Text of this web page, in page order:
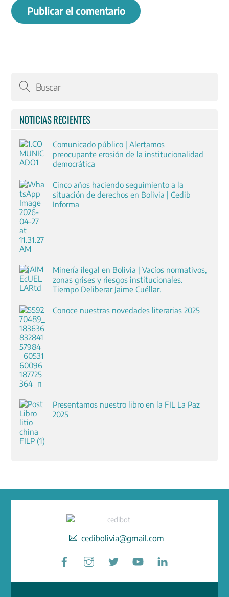
NOTICIAS RECIENTES
Comunicado público | Alertamos
preocupante erosión de la institucionalidad
democrática
Cinco años haciendo seguimiento a la
situación de derechos en Bolivia | Cedib
Informa
Minería ilegal en Bolivia | Vacíos normativos,
zonas grises y riesgos institucionales.
Tiempo Deliberar Jaime Cuéllar.
Conoce nuestras novedades literarias 2025
Presentamos nuestro libro en la FIL La Paz
2025
cedibolivia@gmail.com
Facebook YouTube